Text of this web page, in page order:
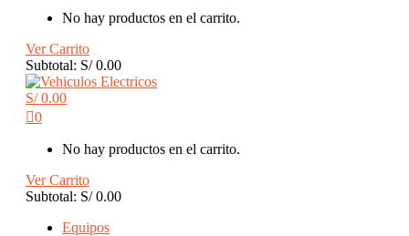
No hay productos en el carrito.
Ver Carrito
Subtotal: S/0.00
S/0.00
0
No hay productos en el carrito.
Ver Carrito
Subtotal: S/0.00
Equipos